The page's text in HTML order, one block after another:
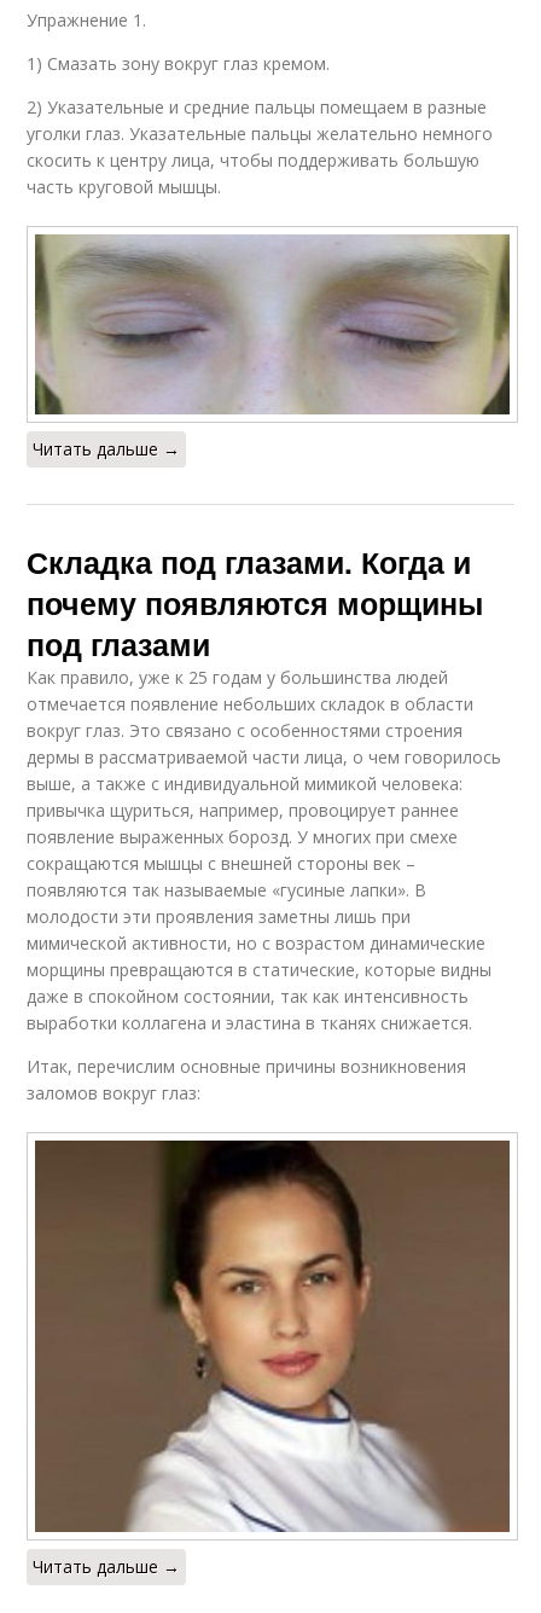
Упражнение 1.
1) Смазать зону вокруг глаз кремом.
2) Указательные и средние пальцы помещаем в разные
уголки глаз. Указательные пальцы желательно немного
скосить к центру лица, чтобы поддерживать большую
часть круговой мышцы.
Читать дальше →
Складка под глазами. Когда и
почему появляются морщины
под глазами
Как правило, уже к 25 годам у большинства людей
отмечается появление небольших складок в области
вокруг глаз. Это связано с особенностями строения
дермы в рассматриваемой части лица, о чем говорилось
выше, а также с индивидуальной мимикой человека:
привычка щуриться, например, провоцирует раннее
появление выраженных борозд. У многих при смехе
сокращаются мышцы с внешней стороны век –
появляются так называемые «гусиные лапки». В
молодости эти проявления заметны лишь при
мимической активности, но с возрастом динамические
морщины превращаются в статические, которые видны
даже в спокойном состоянии, так как интенсивность
выработки коллагена и эластина в тканях снижается.
Итак, перечислим основные причины возникновения
заломов вокруг глаз:
Читать дальше →